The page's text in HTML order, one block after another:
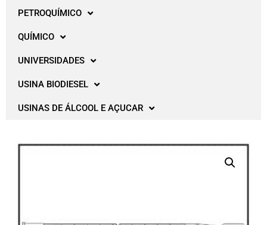
PETROQUÍMICO
QUÍMICO
UNIVERSIDADES
USINA BIODIESEL
USINAS DE ÁLCOOL E AÇUCAR